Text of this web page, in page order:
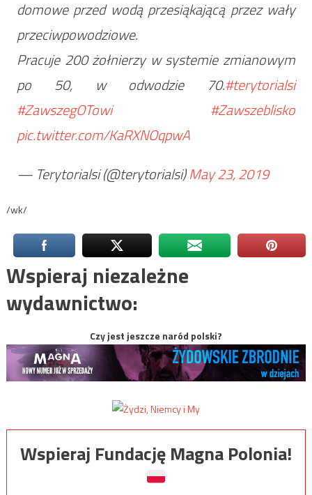
domowe przed wodą przesiąkającą przez wały
przeciwpowodziowe.
Pracuje 200 żołnierzy w systemie zmianowym
po 50, w odwodzie 70.#terytorialsi
#ZawszegOTowi
#Zawszeblisko
pic.twitter.com/KaRXNOqpwA
— Terytorialsi (@terytorialsi)May 23, 2019
/wk/
Wspieraj niezależne
wydawnictwo:
Czy jest jeszcze naród polski?
Wspieraj Fundację Magna Polonia!